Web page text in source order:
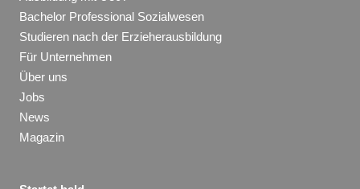
Bachelor Professional Sozialwesen
Studieren nach der Erzieherausbildung
Für Unternehmen
Über uns
Jobs
News
Magazin